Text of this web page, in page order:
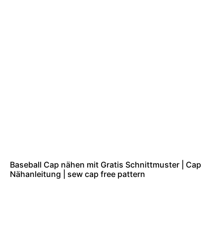
Baseball Cap nähen mit Gratis Schnittmuster | Cap
Nähanleitung | sew cap free pattern